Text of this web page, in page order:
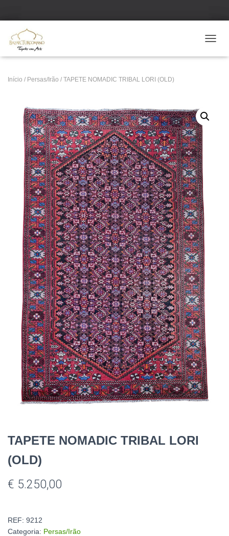
Início / Persas/Irão / TAPETE NOMADIC TRIBAL LORI (OLD)
TAPETE NOMADIC TRIBAL LORI
(OLD)
€ 5.250,00
REF: 9212
Categoria: Persas/Irão